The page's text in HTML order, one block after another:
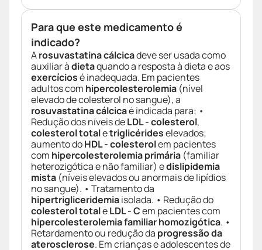
Para que este medicamento é
indicado?
Arosuvastatina cálcicadeve ser usada como
auxiliar àdietaquando a resposta à dieta e aos
exercíciosé inadequada. Em pacientes
adultos com hipercolesterolemia (nível
elevado de colesterol no sangue), a
rosuvastatina cálcicaé indicada para: •
Redução dos níveis deLDL - colesterol,
colesterol totaletriglicérideselevados;
aumento doHDL - colesterolem pacientes
com hipercolesterolemia primária (familiar
heterozigótica e não familiar) edislipidemia
mista (níveis elevados ou anormais de lipídios
no sangue). • Tratamento da
hipertrigliceridemiaisolada. • Redução do
colesterol totaleLDL - Cem pacientes com
hipercolesterolemia familiar homozigótica. •
Retardamento ou redução da progressão da
aterosclerose. Em crianças e adolescentes de